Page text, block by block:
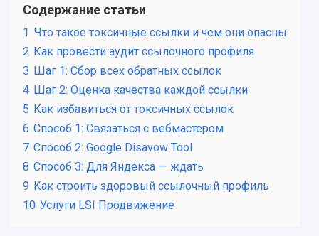
Содержание статьи
1 Что такое токсичные ссылки и чем они опасны
2 Как провести аудит ссылочного профиля
3 Шаг 1: Сбор всех обратных ссылок
4 Шаг 2: Оценка качества каждой ссылки
5 Как избавиться от токсичных ссылок
6 Способ 1: Связаться с вебмастером
7 Способ 2: Google Disavow Tool
8 Способ 3: Для Яндекса — ждать
9 Как строить здоровый ссылочный профиль
10 Услуги LSI Продвижение